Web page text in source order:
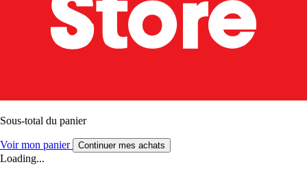
Sous-total du panier
Voir mon panier Continuer mes achats
Loading...